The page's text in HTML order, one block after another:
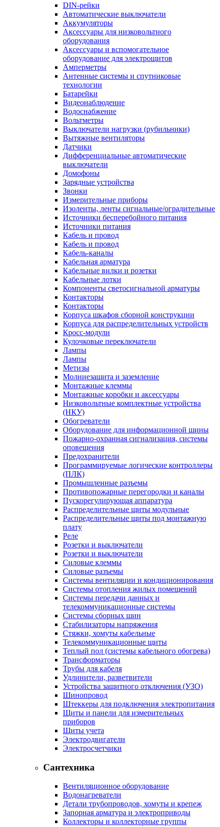
DIN-рейки
Автоматические выключатели
Аккумуляторы
Аксессуары для низковольтного
оборудования
Аксессуары и вспомогательное
оборудование для электрощитов
Амперметры
Антенные системы и спутниковые
технологии
Батарейки
Видеонаблюдение
Водоснабжение
Вольтметры
Выключатели нагрузки (рубильники)
Вытяжные вентиляторы
Датчики
Дифференциальные автоматические
выключатели
Домофоны
Зарядные устройства
Звонки
Измерительные приборы
Изоленты, ленты сигнальные/оградительные
Источники бесперебойного питания
Источники питания
Кабель и провод
Кабель и провод
Кабель-каналы
Кабельная арматура
Кабельные вилки и розетки
Кабельные лотки
Компоненты светосигнальной арматуры
Контакторы
Контакторы
Корпуса шкафов сборной конструкции
Корпуса для распределительных устройств
Кросс-модули
Кулочковые переключатели
Лампы
Лампы
Метизы
Молниезащита и заземление
Монтажные клеммы
Монтажные коробки и аксессуары
Низковольтные комплектные устройства
(НКУ)
Обогреватели
Оборудование для информационной шины
Пожарно-охранная сигнализация, системы
оповещения
Предохранители
Программируемые логические контроллеры
(ПЛК)
Промышленные разъемы
Противопожарные перегородки и каналы
Пускорегулирующая аппаратура
Распределительные щиты модульные
Распределительные щиты под монтажную
плату
Реле
Розетки и выключатели
Розетки и выключатели
Силовые клеммы
Силовые разъемы
Системы вентиляции и кондиционирования
Системы отопления жилых помещений
Системы передачи данных и
телекоммуникационные системы
Системы сборных шин
Стабилизаторы напряжения
Стяжки, хомуты кабельные
Телекоммуникационные щиты
Теплый пол (системы кабельного обогрева)
Трансформаторы
Трубы для кабеля
Удлинители, разветвители
Устройства защитного отключения (УЗО)
Шинопровод
Штеккеры для подключения электропитания
Щиты и панели для измерительных
приборов
Щиты учета
Электродвигатели
Электросчетчики
Сантехника
Вентиляционное оборудование
Водонагреватели
Детали трубопроводов, хомуты и крепеж
Запорная арматура и электроприводы
Коллекторы и коллекторные группы